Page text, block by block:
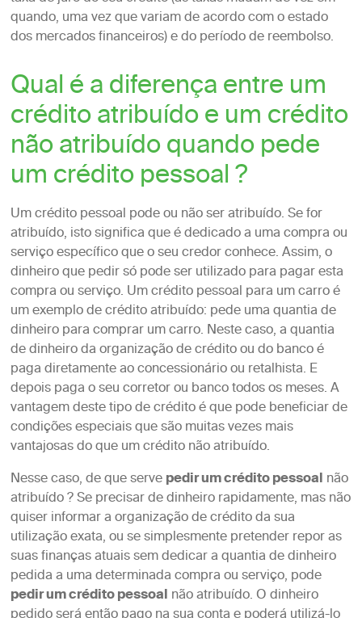
quando, uma vez que variam de acordo com o estado
dos mercados financeiros) e do período de reembolso.
Qual é a diferença entre um
crédito atribuído e um crédito
não atribuído quando pede
um crédito pessoal ?
Um crédito pessoal pode ou não ser atribuído. Se for
atribuído, isto significa que é dedicado a uma compra ou
serviço específico que o seu credor conhece. Assim, o
dinheiro que pedir só pode ser utilizado para pagar esta
compra ou serviço. Um crédito pessoal para um carro é
um exemplo de crédito atribuído: pede uma quantia de
dinheiro para comprar um carro. Neste caso, a quantia
de dinheiro da organização de crédito ou do banco é
paga diretamente ao concessionário ou retalhista. E
depois paga o seu corretor ou banco todos os meses. A
vantagem deste tipo de crédito é que pode beneficiar de
condições especiais que são muitas vezes mais
vantajosas do que um crédito não atribuído.
Nesse caso, de que servepedir um crédito pessoal não
atribuído ? Se precisar de dinheiro rapidamente, mas não
quiser informar a organização de crédito da sua
utilização exata, ou se simplesmente pretender repor as
suas finanças atuais sem dedicar a quantia de dinheiro
pedida a uma determinada compra ou serviço, pode
pedir um crédito pessoal não atribuído. O dinheiro